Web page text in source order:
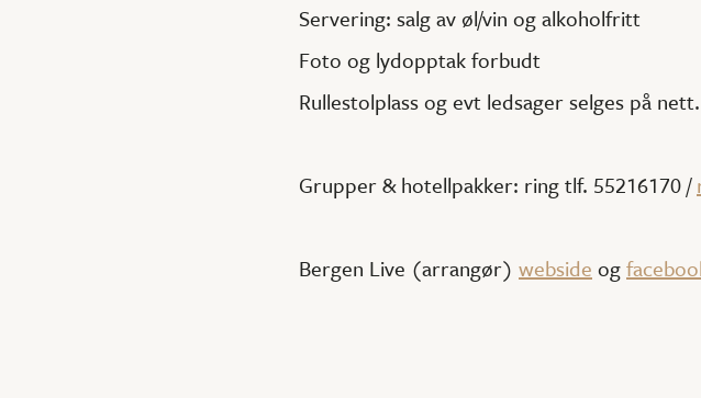
Servering: salg av øl/vin og alkoholfritt
Foto og lydopptak forbudt
Rullestolplass og evt ledsager selges på
Grupper & hotellpakker: ring tlf. 55216170 /
Bergen Live (arrangør) webside og